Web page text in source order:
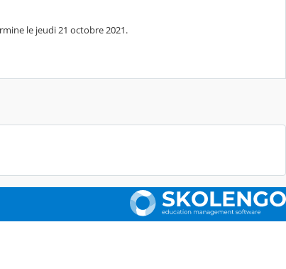
le jeudi 21 octobre 2021.